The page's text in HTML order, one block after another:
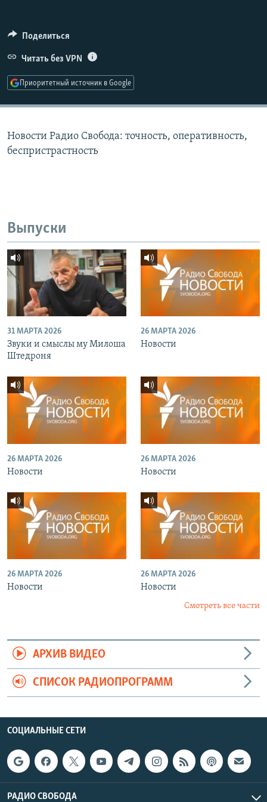
ПОДПИШИТЕСЬ НА РАССЫЛКУ
СОЦИАЛЬНЫЕ СЕТИ
Поделиться
Читать без VPN
Приоритетный источник в Google
Новости Радио Свобода: точность, оперативность,
беспристрастность
Выпуски
31 МАРТА 2026
Звуки и смыслы му Милоша
Штедроня
26 МАРТА 2026
Новости
26 МАРТА 2026
Новости
26 МАРТА 2026
Новости
26 МАРТА 2026
Новости
26 МАРТА 2026
Новости
Смотреть все части
АРХИВ ВИДЕО
СПИСОК РАДИОПРОГРАММ
СОЦИАЛЬНЫЕ СЕТИ
РАДИО СВОБОДА